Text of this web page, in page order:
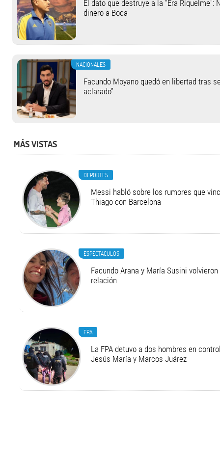
El dato que destruye a la "Era Riquelme":
dinero a Boca
NACIONALES
Facundo Moyano quedó en libertad tras
aclarado”
MÁS VISTAS
DEPORTES
Messi habló sobre los rumores que
Thiago con Barcelona
ESPECTACULOS
Facundo Arana y María Susini
relación
FPA
La FPA detuvo a dos hombres en
Jesús María y Marcos Juárez